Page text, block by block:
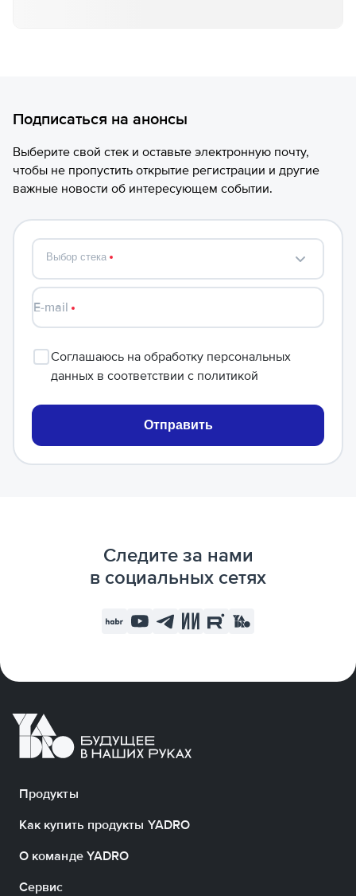
Подписаться на анонсы
Выберите свой стек и оставьте электронную почту,
чтобы не пропустить открытие регистрации и другие
важные новости об интересующем событии.
Выбор стека
E-mail
Соглашаюсь на обработку персональных
данных в соответствии с политикой
Отправить
Следите за нами
в социальных сетях
Продукты
Как купить продукты YADRO
О команде YADRO
Сервис